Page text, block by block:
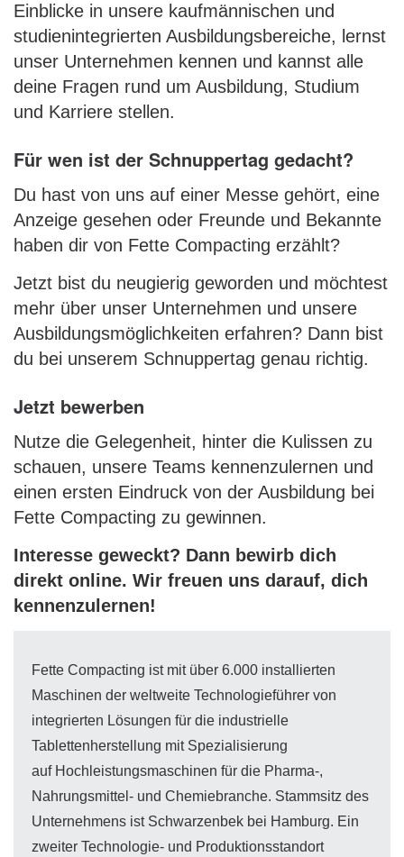
Einblicke in unsere kaufmännischen und
studienintegrierten Ausbildungsbereiche, lernst
unser Unternehmen kennen und kannst alle
deine Fragen rund um Ausbildung, Studium
und Karriere stellen.
Für wen ist der Schnuppertag gedacht?
Du hast von uns auf einer Messe gehört, eine
Anzeige gesehen oder Freunde und Bekannte
haben dir von Fette Compacting erzählt?
Jetzt bist du neugierig geworden und möchtest
mehr über unser Unternehmen und unsere
Ausbildungsmöglichkeiten erfahren? Dann bist
du bei unserem Schnuppertag genau richtig.
Jetzt bewerben
Nutze die Gelegenheit, hinter die Kulissen zu
schauen, unsere Teams kennenzulernen und
einen ersten Eindruck von der Ausbildung bei
Fette Compacting zu gewinnen.
Interesse geweckt? Dann bewirb dich
direkt online. Wir freuen uns darauf, dich
kennenzulernen!
Fette Compacting ist mit über 6.000 installierten
Maschinen der weltweite Technologieführer von
integrierten Lösungen für die industrielle
Tablettenherstellung mit Spezialisierung
auf Hochleistungsmaschinen für die Pharma-,
Nahrungsmittel- und Chemiebranche. Stammsitz des
Unternehmens ist Schwarzenbek bei Hamburg. Ein
zweiter Technologie- und Produktionsstandort